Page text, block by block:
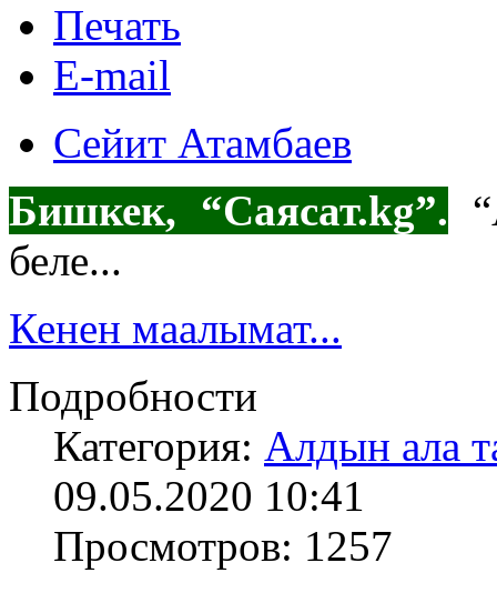
Печать
E-mail
Сейит Атамбаев
Бишкек, “Саясат.kg”.
беле...
Кенен маалымат...
Подробности
Категория: Алдын ала
09.05.2020 10:41
Просмотров: 1257